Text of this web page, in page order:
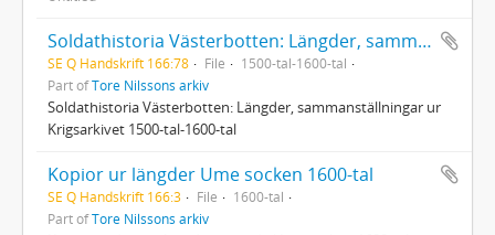
Soldathistoria Västerbotten: Längder, sammanställningar ur Krigsarkivet
SE Q Handskrift 166:78 File
1500-tal-1600-tal
Part ofTore Nilssons arkiv
Soldathistoria Västerbotten: Längder, sammanställningar ur
Krigsarkivet 1500-tal-1600-tal
Kopior ur längder Ume socken 1600-tal
SE Q Handskrift 166:3 File
1600-tal
Part ofTore Nilssons arkiv